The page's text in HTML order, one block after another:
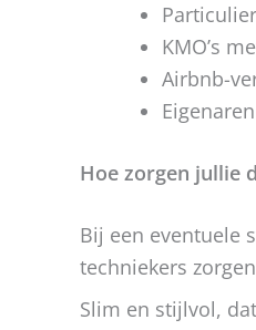
KMO’s
Airbnb-
Hoe zorgen jullie
Bij een eventuele
techniekers
Slim en stijlvol,